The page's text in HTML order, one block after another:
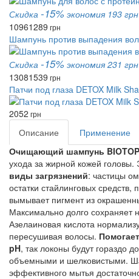
Скидка -15% экономия 193 грн
10961289 грн
Шампунь против выпадения
Скидка -15% экономия 231 грн
13081539 грн
Патчи под глаза DETOX Milk
2052 грн
Описание Применение
Очищающий шампунь
ухода за жирной кожей
виды загрязнений: частицы
остатки стайлинговых
вымывает пигмент из
Максимально долго
Азелаиновая кислота
пересушивая волосы.
pH, так локоны будут гораздо
объемными и шелковистыми.
эффективного мытья